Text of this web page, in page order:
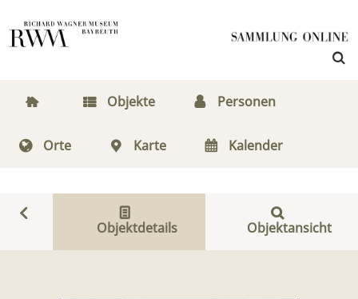
Objekte Personen
Orte Karte Kalender
Objektdetails Objektansicht